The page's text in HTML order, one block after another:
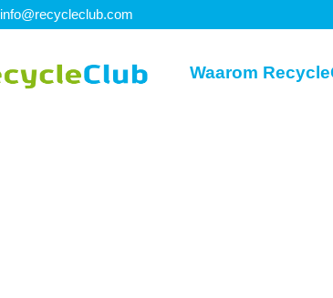
info@recycleclub.com
Waarom